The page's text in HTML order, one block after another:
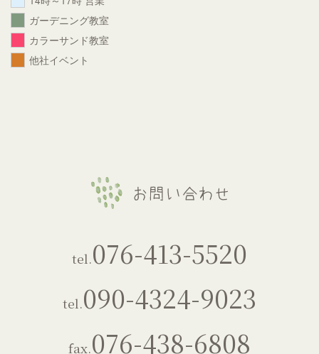
ガーデニング教室
カラーサンド教室
他社イベント
tel.076-413-5520
tel.090-4324-9023
fax.076-438-6808